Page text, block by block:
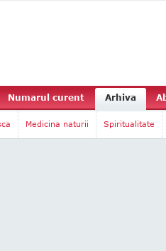
Numarul curent Arhiva
Medicina naturii Spiritualitate